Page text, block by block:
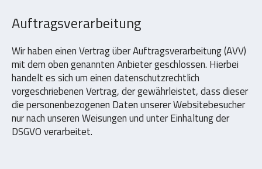
Auftragsverarbeitung
Wir haben einen Vertrag über Auftragsverarbeitung (AVV)
mit dem oben genannten Anbieter geschlossen. Hierbei
handelt es sich um einen datenschutzrechtlich
vorgeschriebenen Vertrag, der gewährleistet, dass dieser
die personenbezogenen Daten unserer Websitebesucher
nur nach unseren Weisungen und unter Einhaltung der
DSGVO verarbeitet.